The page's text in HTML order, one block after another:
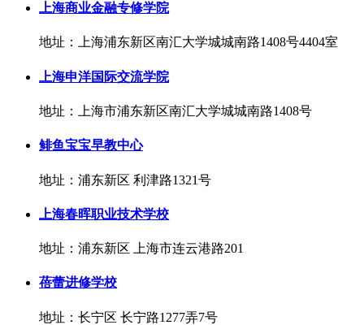
上海商业金融专修学院
地址：上海浦东新区南汇大学城城南路1408号4404室
上海申洋国际交流学院
地址：上海市浦东新区南汇大学城城南路1408号
鲱鱼宝宝早教中心
地址：浦东新区 利津路1321号
上海春晖职业技术学校
地址：浦东新区 上海市连云港路201
蓓蕾进修学校
地址：长宁区 长宁路1277弄7号